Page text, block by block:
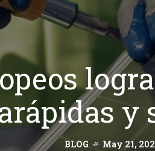
y
BLOG May 21,